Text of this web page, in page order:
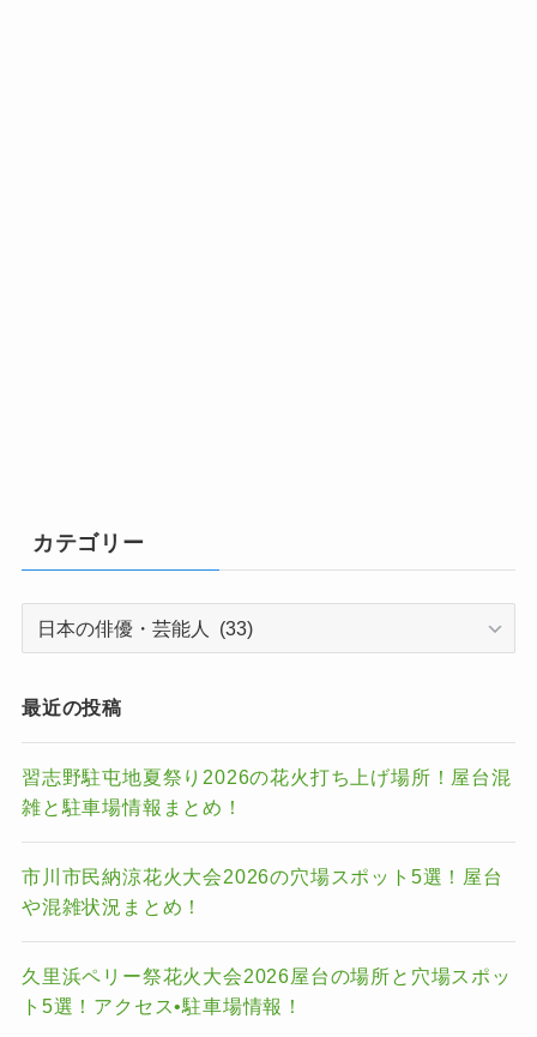
カテゴリー
カ
リ
最近の投稿
習志野駐屯地夏祭り2026の花火打ち上げ場所！屋台混
雑と駐車場情報まとめ！
市川市民納涼花火大会2026の穴場スポット5選！屋台
や混雑状況まとめ！
久里浜ペリー祭花火大会2026屋台の場所と穴場スポッ
ト5選！アクセス•駐車場情報！